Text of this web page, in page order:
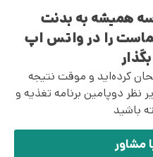
همیشه به بدنت
را در واتس اپ
کرده‌اید و موقت نتیجه
نظر دوپامین برنامه تغذیه و
باشید
مشاور